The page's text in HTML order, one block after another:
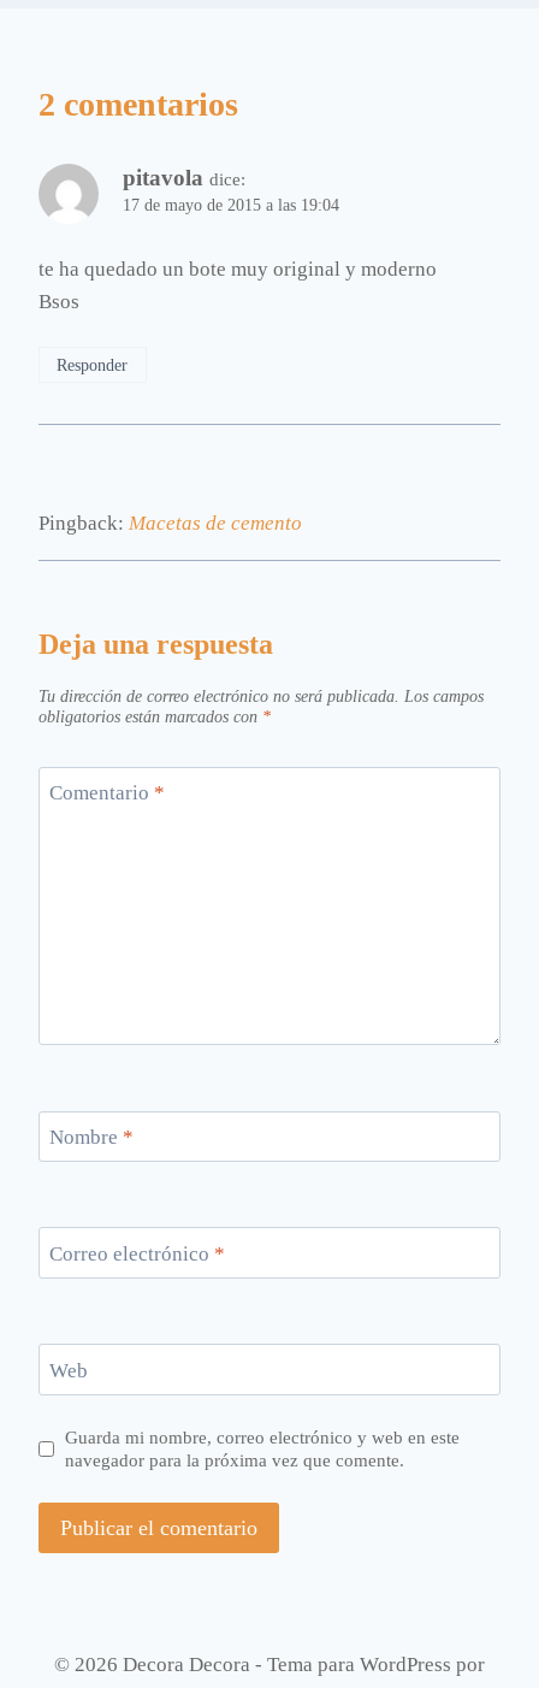
2 comentarios
pitavola dice:
17 de mayo de 2015 a las 19:04
te ha quedado un bote muy original y moderno
Bsos
Responder
Pingback: Macetas de cemento
Deja una respuesta
Tu dirección de correo electrónico no será publicada. Los campos
obligatorios están marcados con *
Comentario *
Nombre *
Correo electrónico *
Web
Guarda mi nombre, correo electrónico y web en este
navegador para la próxima vez que comente.
© 2026 Decora Decora - Tema para WordPress por